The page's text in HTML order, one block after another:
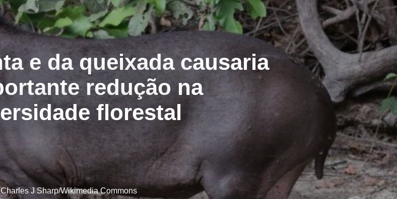
e da queixada causaria
redução na
florestal
J Sharp/Wikimedia Commons